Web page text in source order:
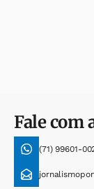
Fale com
(71) 99601-